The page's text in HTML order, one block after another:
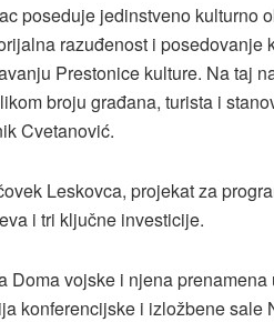
poseduje jedinstveno kulturno
razuđenost i
Prestonice kulture. Na taj
broju građana, turista i
Cvetanović.
Leskovca, projekat za
i tri ključne investicije.
Doma vojske i njena
konferencijske i izložbene